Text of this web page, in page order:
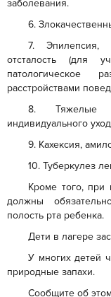
заболевания.
6.
7. Эпилепсия,
отсталость (для
патологическое
расстройствами
8. Тяжелые
индивидуального
9. Кахексия,
10. Туберкулез
Кроме того, при
должны
полость рта ребенка.
Дети в лагере
У многих детей
природные запахи.
Сообщите об